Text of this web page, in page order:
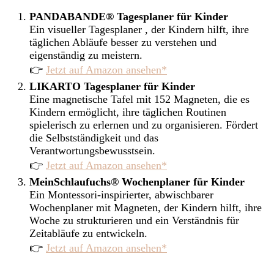
PANDABANDE® Tagesplaner für Kinder
Ein visueller Tagesplaner , der Kindern hilft, ihre
täglichen Abläufe besser zu verstehen und
eigenständig zu meistern.
👉 Jetzt auf Amazon ansehen*
LIKARTO Tagesplaner für Kinder
Eine magnetische Tafel mit 152 Magneten, die es
Kindern ermöglicht, ihre täglichen Routinen
spielerisch zu erlernen und zu organisieren. Fördert
die Selbstständigkeit und das
Verantwortungsbewusstsein.
👉 Jetzt auf Amazon ansehen*
MeinSchlaufuchs® Wochenplaner für Kinder
Ein Montessori-inspirierter, abwischbarer
Wochenplaner mit Magneten, der Kindern hilft, ihre
Woche zu strukturieren und ein Verständnis für
Zeitabläufe zu entwickeln.
👉 Jetzt auf Amazon ansehen*